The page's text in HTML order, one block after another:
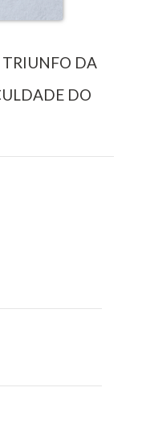
DA
DO